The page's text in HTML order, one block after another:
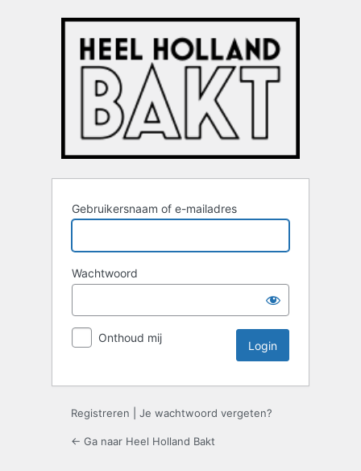
Gebruikersnaam of e-mailadres
Wachtwoord
Onthoud mij
Registreren Je wachtwoord vergeten?
← Ga naar Heel Holland Bakt